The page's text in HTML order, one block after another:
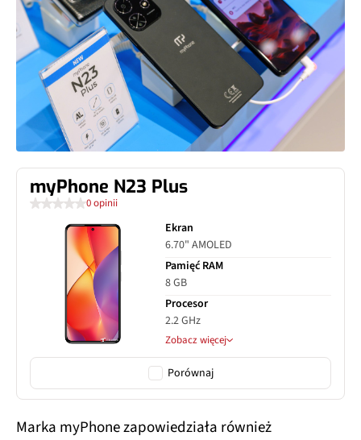
myPhone N23 Plus
0 opinii
Ekran
6.70" AMOLED
Pamięć RAM
8 GB
Procesor
2.2 GHz
Zobacz więcej
Porównaj
Marka myPhone zapowiedziała również